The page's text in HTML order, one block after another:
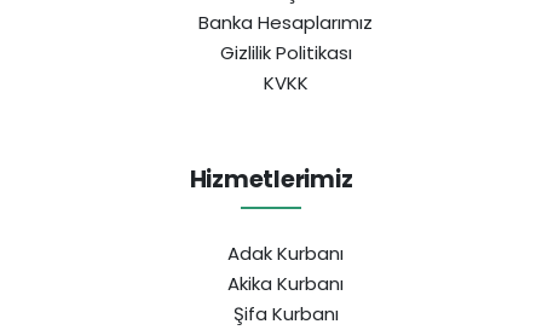
Banka Hesaplarımız
Gizlilik Politikası
KVKK
Hizmetlerimiz
Adak Kurbanı
Akika Kurbanı
Şifa Kurbanı